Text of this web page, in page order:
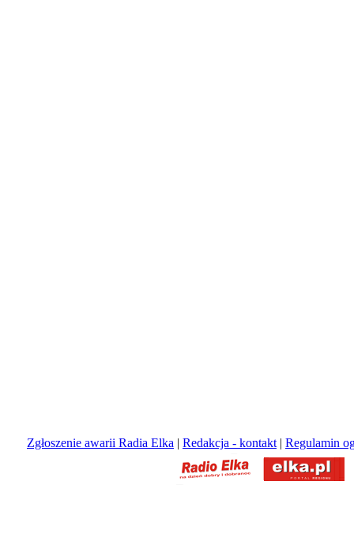
Zgłoszenie awarii Radia Elka | Redakcja - kontakt | Regulamin